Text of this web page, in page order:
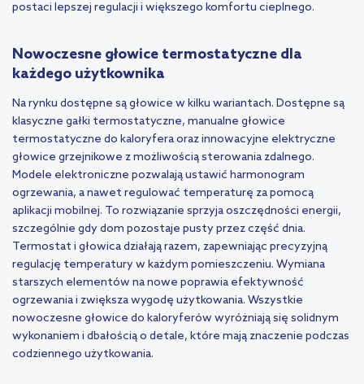
postaci lepszej regulacji i większego komfortu cieplnego.
Nowoczesne głowice termostatyczne dla
każdego użytkownika
Na rynku dostępne są głowice w kilku wariantach. Dostępne są
klasyczne gałki termostatyczne, manualne głowice
termostatyczne do kaloryfera oraz innowacyjne elektryczne
głowice grzejnikowe z możliwością sterowania zdalnego.
Modele elektroniczne pozwalają ustawić harmonogram
ogrzewania, a nawet regulować temperaturę za pomocą
aplikacji mobilnej. To rozwiązanie sprzyja oszczędności energii,
szczególnie gdy dom pozostaje pusty przez część dnia.
Termostat i głowica działają razem, zapewniając precyzyjną
regulację temperatury w każdym pomieszczeniu. Wymiana
starszych elementów na nowe poprawia efektywność
ogrzewania i zwiększa wygodę użytkowania. Wszystkie
nowoczesne głowice do kaloryferów wyróżniają się solidnym
wykonaniem i dbałością o detale, które mają znaczenie podczas
codziennego użytkowania.